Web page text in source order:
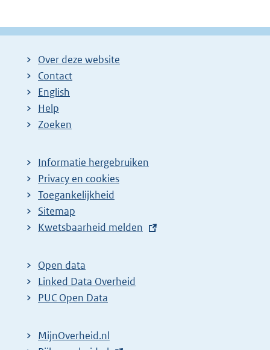
Over deze website
Contact
English
Help
Zoeken
Informatie hergebruiken
Privacy en cookies
Toegankelijkheid
Sitemap
E
t
e
r
l
Kwetsbaarheid melden
Open data
Linked Data Overheid
PUC Open Data
MijnOverheid.nl